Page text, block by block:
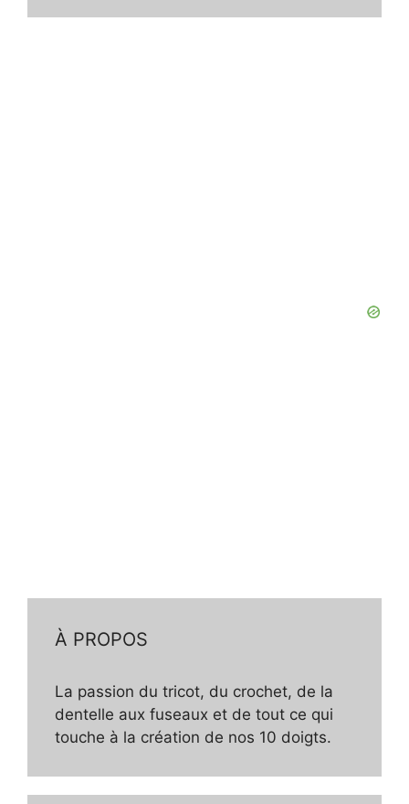
À PROPOS
La passion du tricot, du crochet, de la
dentelle aux fuseaux et de tout ce qui
touche à la création de nos 10 doigts.